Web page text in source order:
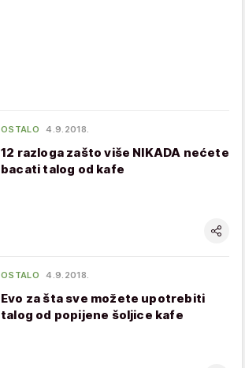
OSTALO 4.9.2018.
12 razloga zašto više NIKADA nećete
bacati talog od kafe
OSTALO 4.9.2018.
Evo za šta sve možete upotrebiti
talog od popijene šoljice kafe